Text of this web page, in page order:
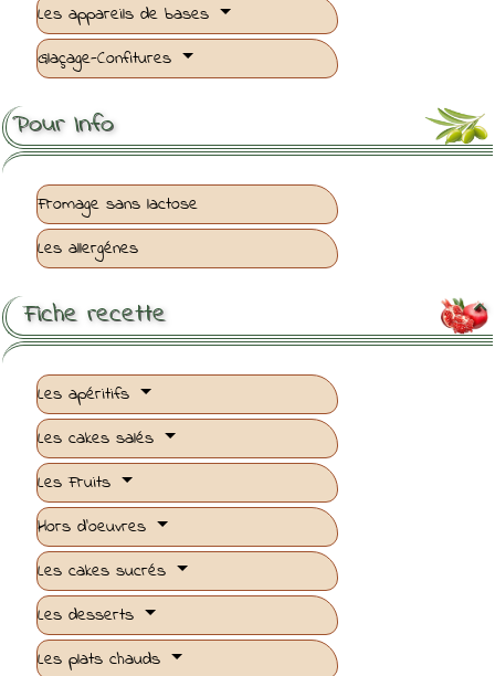
Les appareils de bases
Glaçage-Confitures
Pour Info
Fromage sans lactose
Les allergénes

Fiche recette
Les apéritifs
Les cakes salés
Les Fruits
Hors d'oeuvres
Les cakes sucrés
Les desserts
Les plats chauds